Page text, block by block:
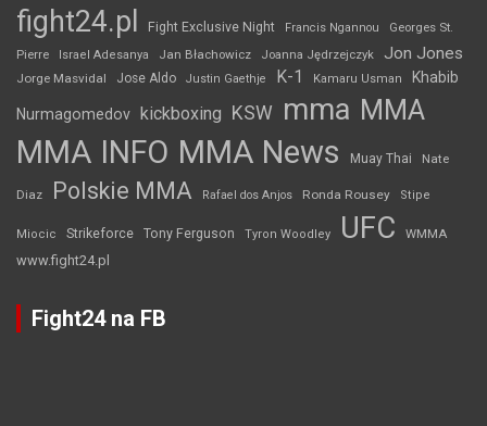
fight24.pl Fight Exclusive Night Francis Ngannou
Georges St.
Pierre
Israel Adesanya Jan Błachowicz Joanna Jędrzejczyk Jon Jones
Jorge Masvidal Jose Aldo Justin Gaethje K-1 Kamaru Usman Khabib
Nurmagomedov kickboxing KSW mma MMA
MMA INFO MMA News Muay Thai Nate
Diaz Polskie MMA Rafael dos Anjos Ronda Rousey Stipe
Miocic Strikeforce Tony Ferguson Tyron Woodley UFC WMMA
www.fight24.pl
Fight24 na FB